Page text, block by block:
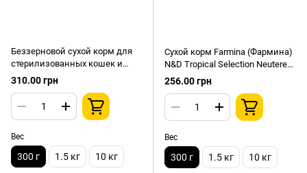
Беззерновой сухой корм для
стерилизованных кошек и
кастрированных котов Farmina
(Фармина) N&D Prime Grain
Free Sterilized с курицей и
гранатом, 300 г
310.00 грн
Вес
300 г 1.5 кг 10 кг
Сухой корм Farmina (Фармина)
N&D Tropical Selection Neutered
для стерилизованных кошек с
ягненком, спельтой, овсом и
тропическими фруктами, 300 г
256.00 грн
Вес
300 г 1.5 кг 10 кг